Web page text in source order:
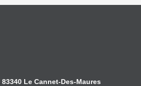
83340 Le Cannet-Des-Maures